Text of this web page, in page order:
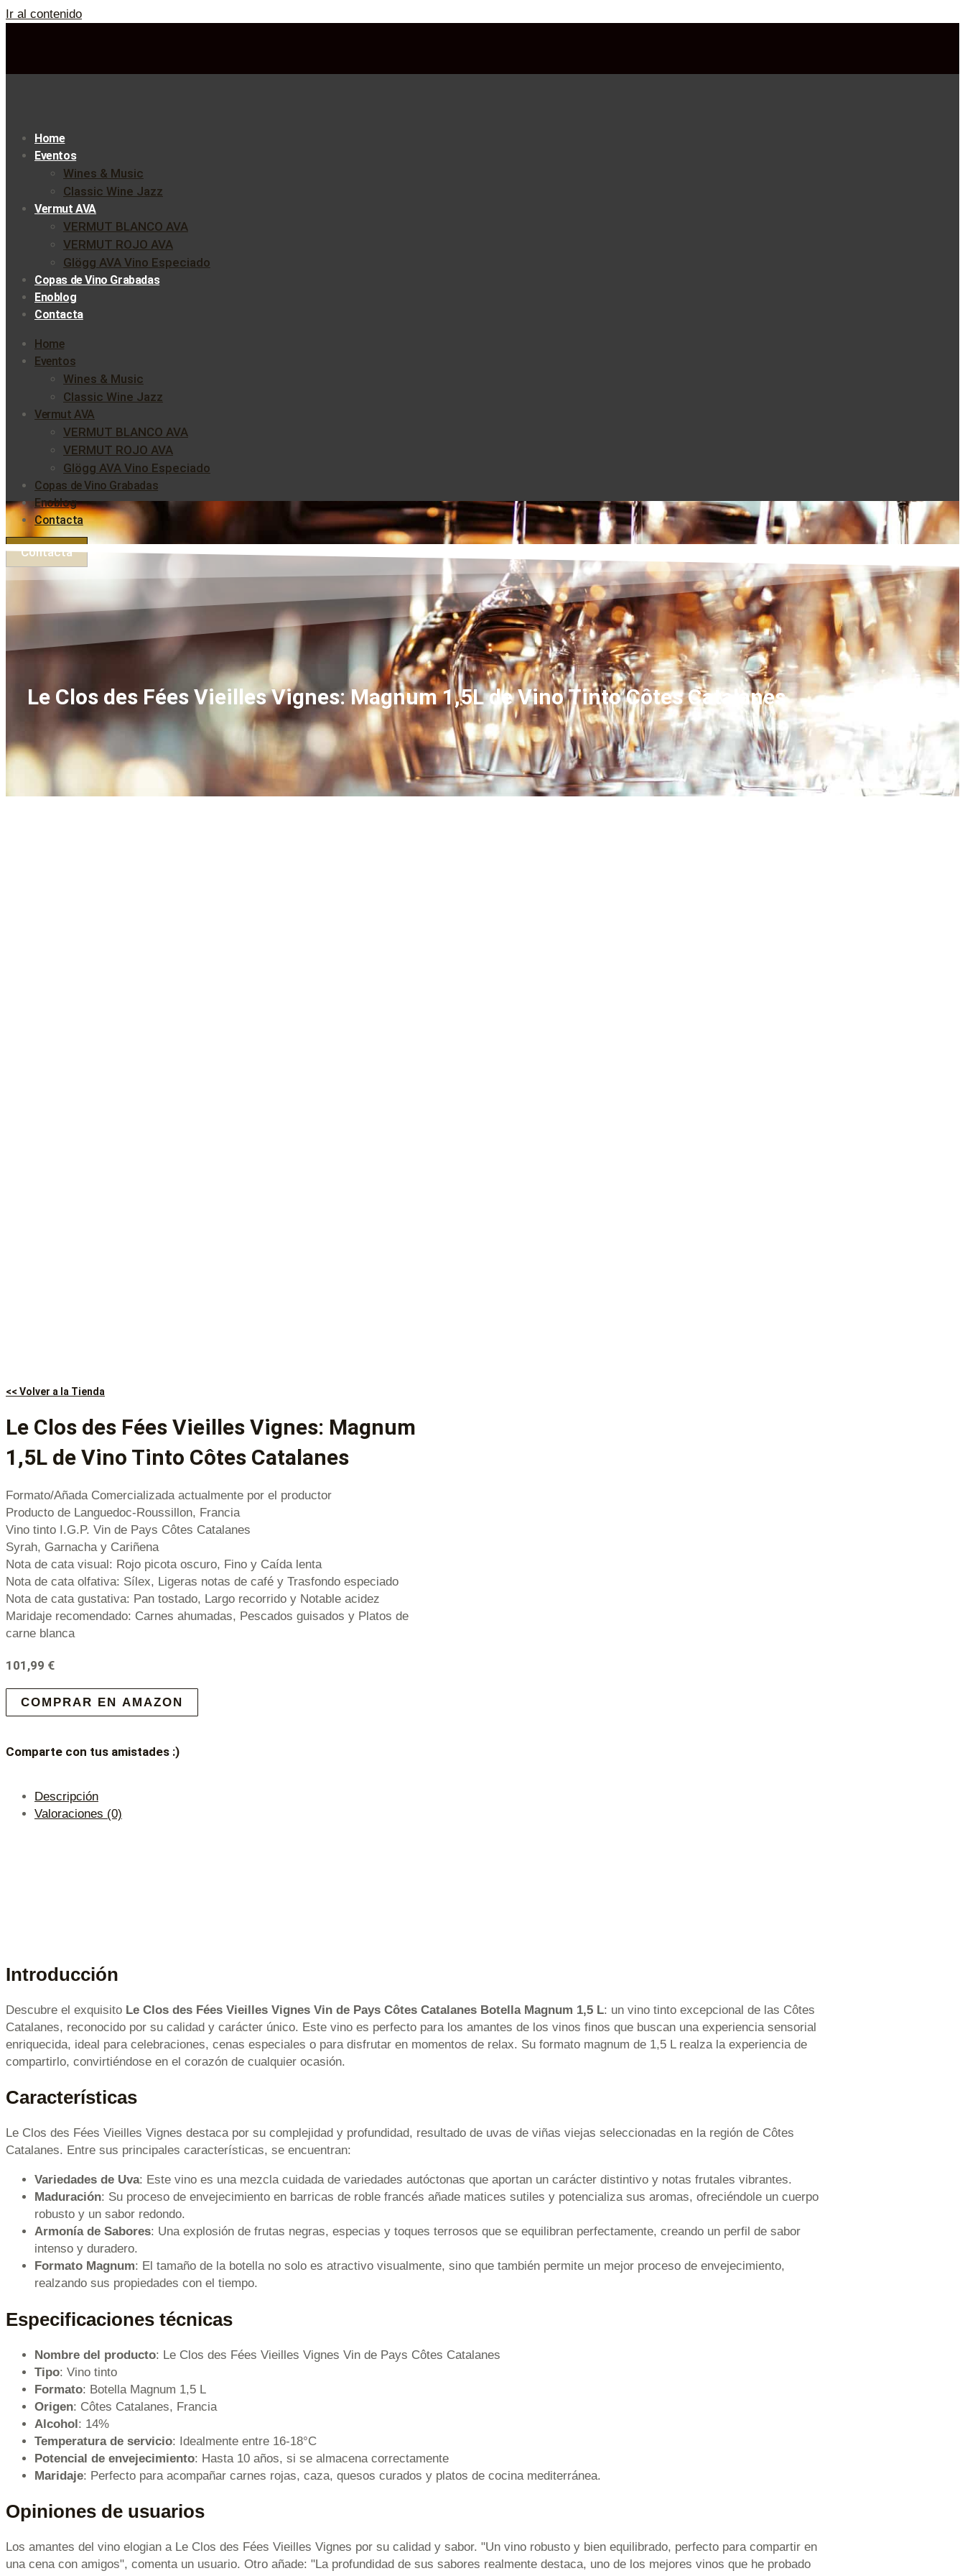
Ir al contenido
Home
Eventos
Wines & Music
Classic Wine Jazz
Vermut AVA
VERMUT BLANCO AVA
VERMUT ROJO AVA
Glögg AVA Vino Especiado
Copas de Vino Grabadas
Enoblog
Contacta
Home
Eventos
Wines & Music
Classic Wine Jazz
Vermut AVA
VERMUT BLANCO AVA
VERMUT ROJO AVA
Glögg AVA Vino Especiado
Copas de Vino Grabadas
Enoblog
Contacta
Contacta
Le Clos des Fées Vieilles Vignes: Magnum 1,5L de Vino Tinto Côtes Catalanes
<< Volver a la Tienda
Le Clos des Fées Vieilles Vignes: Magnum
1,5L de Vino Tinto Côtes Catalanes
Formato/Añada Comercializada actualmente por el productor
Producto de Languedoc-Roussillon, Francia
Vino tinto I.G.P. Vin de Pays Côtes Catalanes
Syrah, Garnacha y Cariñena
Nota de cata visual: Rojo picota oscuro, Fino y Caída lenta
Nota de cata olfativa: Sílex, Ligeras notas de café y Trasfondo especiado
Nota de cata gustativa: Pan tostado, Largo recorrido y Notable acidez
Maridaje recomendado: Carnes ahumadas, Pescados guisados y Platos de
carne blanca
101,99 €
COMPRAR EN AMAZON
Comparte con tus amistades :)
Descripción
Valoraciones (0)
Introducción
Descubre el exquisito Le Clos des Fées Vieilles Vignes Vin de Pays Côtes Catalanes Botella Magnum 1,5 L: un vino tinto excepcional de las Côtes
Catalanes, reconocido por su calidad y carácter único. Este vino es perfecto para los amantes de los vinos finos que buscan una experiencia sensorial
enriquecida, ideal para celebraciones, cenas especiales o para disfrutar en momentos de relax. Su formato magnum de 1,5 L realza la experiencia de
compartirlo, convirtiéndose en el corazón de cualquier ocasión.
Características
Le Clos des Fées Vieilles Vignes destaca por su complejidad y profundidad, resultado de uvas de viñas viejas seleccionadas en la región de Côtes
Catalanes. Entre sus principales características, se encuentran:
Variedades de Uva: Este vino es una mezcla cuidada de variedades autóctonas que aportan un carácter distintivo y notas frutales vibrantes.
Maduración: Su proceso de envejecimiento en barricas de roble francés añade matices sutiles y potencializa sus aromas, ofreciéndole un cuerpo
robusto y un sabor redondo.
Armonía de Sabores: Una explosión de frutas negras, especias y toques terrosos que se equilibran perfectamente, creando un perfil de sabor
intenso y duradero.
Formato Magnum: El tamaño de la botella no solo es atractivo visualmente, sino que también permite un mejor proceso de envejecimiento,
realzando sus propiedades con el tiempo.
Especificaciones técnicas
Nombre del producto: Le Clos des Fées Vieilles Vignes Vin de Pays Côtes Catalanes
Tipo: Vino tinto
Formato: Botella Magnum 1,5 L
Origen: Côtes Catalanes, Francia
Alcohol: 14%
Temperatura de servicio: Idealmente entre 16-18°C
Potencial de envejecimiento: Hasta 10 años, si se almacena correctamente
Maridaje: Perfecto para acompañar carnes rojas, caza, quesos curados y platos de cocina mediterránea.
Opiniones de usuarios
Los amantes del vino elogian a Le Clos des Fées Vieilles Vignes por su calidad y sabor. "Un vino robusto y bien equilibrado, perfecto para compartir en
una cena con amigos", comenta un usuario. Otro añade: "La profundidad de sus sabores realmente destaca, uno de los mejores vinos que he probado